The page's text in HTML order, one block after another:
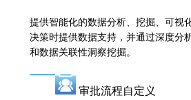
提供智能化的数据分析、挖掘、可视
决策时提供数据支持，并通过深度分
和数据关联性洞察挖掘。
审批流程自定义